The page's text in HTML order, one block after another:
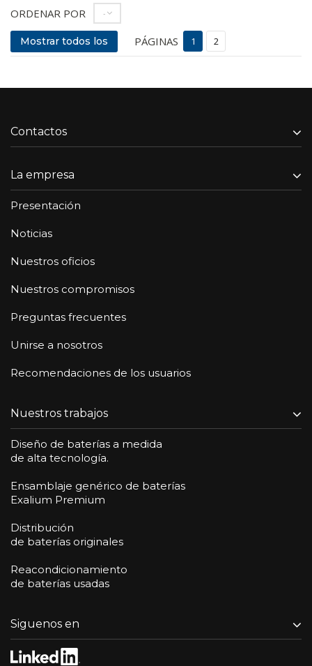
ORDENAR POR --
Mostrar todos los PÁGINAS 1 2
Contactos
La empresa
Presentación
Noticias
Nuestros oficios
Nuestros compromisos
Preguntas frecuentes
Unirse a nosotros
Recomendaciones de los usuarios
Nuestros trabajos
Diseño de baterías a medida
de alta tecnología.
Ensamblaje genérico de baterías
Exalium Premium
Distribución
de baterías originales
Reacondicionamiento
de baterías usadas
Siguenos en